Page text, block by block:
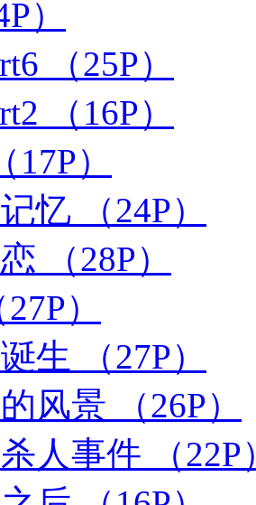
）
（25P）
（16P）
（17P）
忆
（24P）
（28P）
27P）
生
（27P）
风景
（26P）
人事件
（